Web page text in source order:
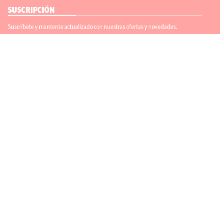
SUSCRIPCIÓN
Suscríbete y mantente actualizado con nuestras ofertas y novedades.